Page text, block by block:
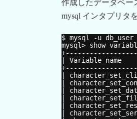
mysql インタプリタ
$ mysql -u
mysql> show
| Variable_name
|
|
|
|
|
|